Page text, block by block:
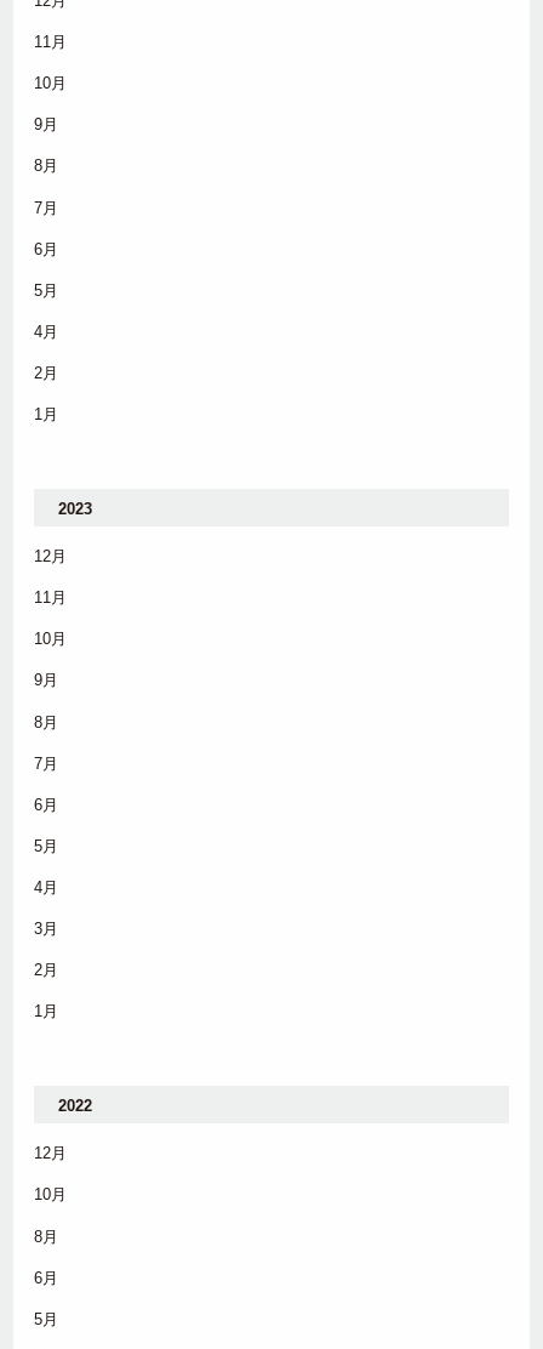
11月
10月
9月
8月
7月
6月
5月
4月
2月
1月
2023
12月
11月
10月
9月
8月
7月
6月
5月
4月
3月
2月
1月
2022
12月
10月
8月
6月
5月